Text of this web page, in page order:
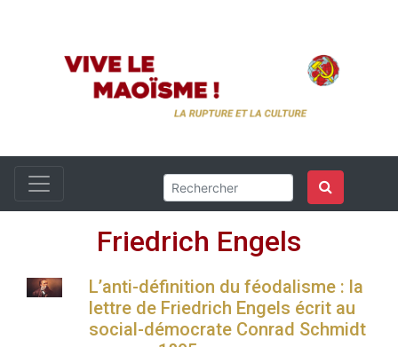
Friedrich Engels
L’anti-définition du féodalisme : la
lettre de Friedrich Engels écrit au
social-démocrate Conrad Schmidt